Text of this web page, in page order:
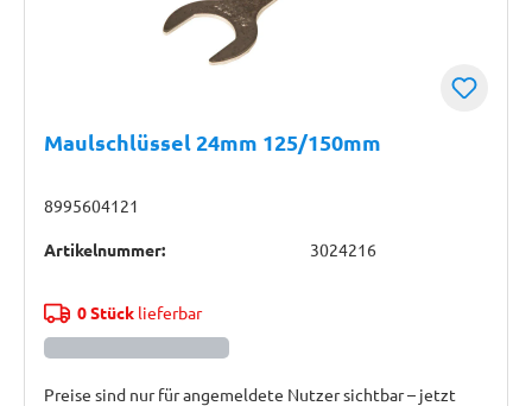
Maulschlüssel 24mm 125/150mm
8995604121
Artikelnummer: 3024216
0 Stücklieferbar
Preise sind nur für angemeldete Nutzer sichtbar – jetzt